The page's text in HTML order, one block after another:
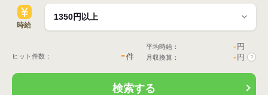
時給
ヒット件数： -件
平均時給： - 円
月収換算： - 円 ?
検索する